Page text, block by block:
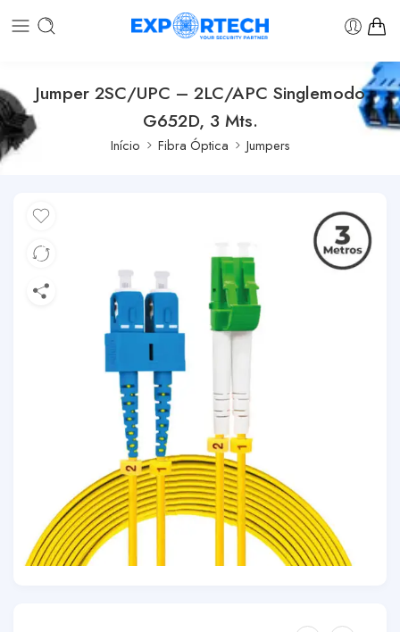
Jumper 2SC/UPC – 2LC/APC Singlemodo
G652D, 3 Mts.
Início Fibra Óptica Jumpers